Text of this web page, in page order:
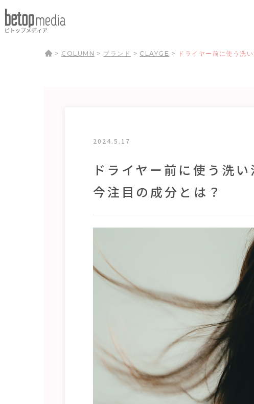
> COLUMN > ブランド > CLAYGE > ドライヤー前に使う洗
2024.5.17
ドライヤー前に使う洗
今注目の成分とは？